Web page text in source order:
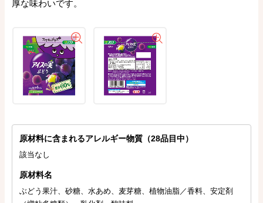
厚な味わいです。
原材料に含まれるアレルギー物質（28品目中）
該当なし
原材料名
ぶどう果汁、砂糖、水あめ、麦芽糖、植物油脂／香料、安定剤